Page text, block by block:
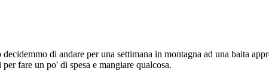
di andare per una settimana in montagna ad una baita
fare un po' di spesa e mangiare qualcosa.